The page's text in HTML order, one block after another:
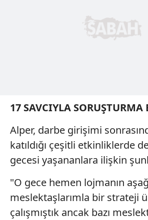
17 SAVCIYLA SORUŞTURMA
Alper, darbe girişimi
katıldığı çeşitli etkinliklerde
gecesi yaşananlara ilişkin
"O gece hemen lojmanın
meslektaşlarımla bir strateji
çalışmıştık ancak bazı